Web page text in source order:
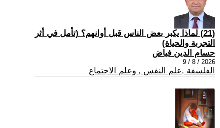
(21) لماذا يكبر بعض الناس قبل أوانهم؟ (تأمل في أثر
التجربة والحياة)
حسام الدين فياض
2026 / 8 / 9
الفلسفة ,علم النفس , وعلم الاجتماع